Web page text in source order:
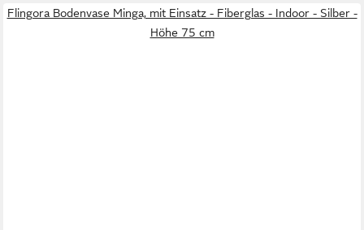
Flingora Bodenvase Minga, mit Einsatz - Fiberglas - Indoor - Silber -
Höhe 75 cm